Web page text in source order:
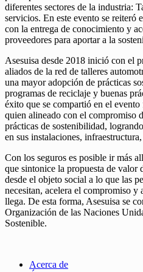
diferentes sectores de la industria:
servicios. En este evento se reiteró
con la entrega de conocimiento y
proveedores para aportar a la
Asesuisa desde 2018 inició con el
aliados de la red de talleres
una mayor adopción de prácticas
programas de reciclaje y buenas
éxito que se compartió en el
quien alineado con el compromiso
prácticas de sostenibilidad,
en sus instalaciones,
Con los seguros es posible ir más
que sintonice la propuesta de valor
desde el objeto social a lo que las
necesitan, acelera el compromiso
llega. De esta forma, Asesuisa se
Organización de las Naciones
Sostenible.
Acerca de